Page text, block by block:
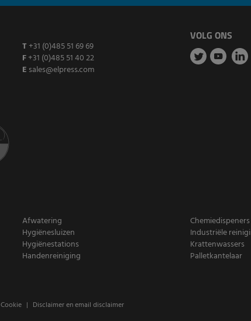
T +31 (0)485 51 69 69
F+31 (0)485 51 40 22
E sales@elpress.com
VOLG ONS
Afwatering
Hygiënesluizen
Hygiënestations
Handenreiniging
Chemiedispeners
Industriële
Krattenwassers
Palletkantelaar
Cookie Disclaimer en email disclaimer